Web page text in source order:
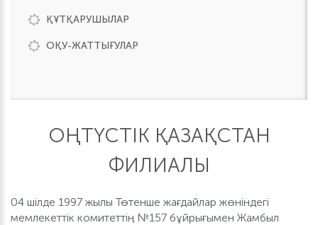
ҚҰТҚАРУШЫЛАР
ОҚУ-ЖАТТЫҒУЛАР
ОҢТҮСТІК ҚАЗАҚСТАН
ФИЛИАЛЫ
04 шілде 1997 жылы Төтенше жағдайлар жөніндегі
мемлекеттік комитеттің №157 бұйрығымен Жамбыл